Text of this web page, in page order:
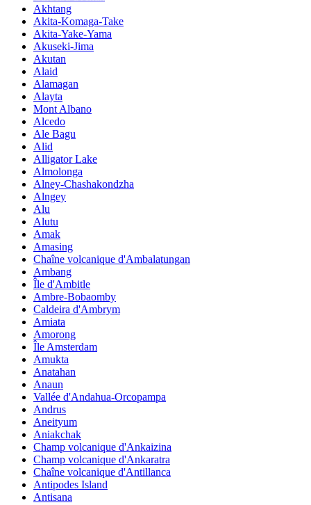
Akhtang
Akita-Komaga-Take
Akita-Yake-Yama
Akuseki-Jima
Akutan
Alaid
Alamagan
Alayta
Mont Albano
Alcedo
Ale Bagu
Alid
Alligator Lake
Almolonga
Alney-Chashakondzha
Alngey
Alu
Alutu
Amak
Amasing
Chaîne volcanique d'Ambalatungan
Ambang
Île d'Ambitle
Ambre-Bobaomby
Caldeira d'Ambrym
Amiata
Amorong
Île Amsterdam
Amukta
Anatahan
Anaun
Vallée d'Andahua-Orcopampa
Andrus
Aneityum
Aniakchak
Champ volcanique d'Ankaizina
Champ volcanique d'Ankaratra
Chaîne volcanique d'Antillanca
Antipodes Island
Antisana